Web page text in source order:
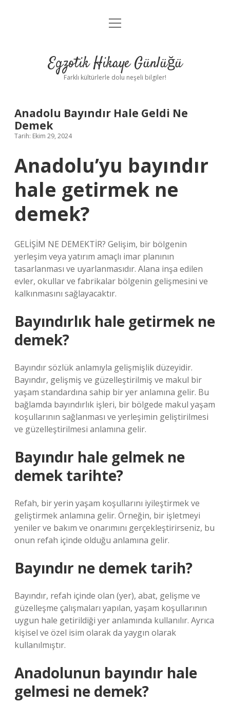
Anasayfa
Yasal Uyarı
menüyü
Egzotik Hikaye Günlüğü
Farklı kültürlerle dolu neşeli bilgiler!
Anadolu Bayındır Hale Geldi Ne
Demek
Tarih: Ekim 29, 2024
Anadolu’yu bayındır
hale getirmek ne
demek?
GELİŞİM NE DEMEKTİR? Gelişim, bir bölgenin
yerleşim veya yatırım amaçlı imar planının
tasarlanması ve uyarlanmasıdır. Alana inşa edilen
evler, okullar ve fabrikalar bölgenin gelişmesini ve
kalkınmasını sağlayacaktır.
Bayındırlık hale getirmek ne
demek?
Bayındır sözlük anlamıyla gelişmişlik düzeyidir.
Bayındır, gelişmiş ve güzelleştirilmiş ve makul bir
yaşam standardına sahip bir yer anlamına gelir. Bu
bağlamda bayındırlık işleri, bir bölgede makul yaşam
koşullarının sağlanması ve yerleşimin geliştirilmesi
ve güzelleştirilmesi anlamına gelir.
Bayındır hale gelmek ne
demek tarihte?
Refah, bir yerin yaşam koşullarını iyileştirmek ve
geliştirmek anlamına gelir. Örneğin, bir işletmeyi
yeniler ve bakım ve onarımını gerçekleştirirseniz, bu
onun refah içinde olduğu anlamına gelir.
Bayındır ne demek tarih?
Bayındır, refah içinde olan (yer), abat, gelişme ve
güzelleşme çalışmaları yapılan, yaşam koşullarının
uygun hale getirildiği yer anlamında kullanılır. Ayrıca
kişisel ve özel isim olarak da yaygın olarak
kullanılmıştır.
Anadolunun bayındır hale
gelmesi ne demek?